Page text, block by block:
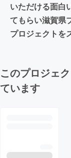
いただける面白
てもらい滋賀県
プロジェクトを
このプロジェ
ています